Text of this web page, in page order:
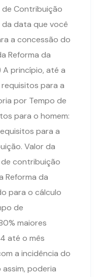
Contribuição
data que você
a concessão do
Reforma da
A princípio, até a
para a
por Tempo de
para o homem:
para a
Valor da
contribuição
Reforma da
para o cálculo
de
maiores
até o mês
a incidência do
poderia